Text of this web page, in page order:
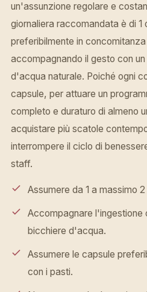
un'assunzione regolare e
giornaliera raccomandata è di
preferibilmente in
accompagnando il gesto con
d'acqua naturale. Poiché ogni
capsule, per attuare un
completo e duraturo di almeno
acquistare più scatole
interrompere il ciclo di
staff.
Assumere da 1 a massimo
Accompagnare l'ingestione
bicchiere d'acqua.
Assumere le capsule
con i pasti.